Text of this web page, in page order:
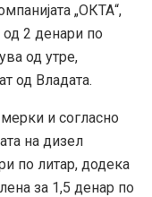
„ОКТА“,
2 денари по
од утре,
од Владата.
и согласно
на дизел
по литар, додека
за 1,5 денар по